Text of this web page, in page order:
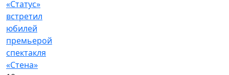
«Статус»
встретил
юбилей
премьерой
спектакля
«Стена»